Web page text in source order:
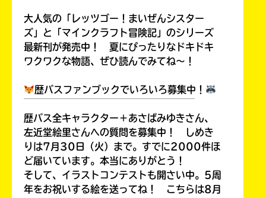
大人気の「レッツゴー！まいぜんシスター
ズ」と「マインクラフト冒険記」のシリーズ
最新刊が発売中！ 夏にぴったりなドキドキ
ワクワクな物語、ぜひ読んでみてね～！
歴バスファンブックでいろいろ募集中！
歴バス全キャラクター＋あさばみゆきさん、
左近堂絵里さんへの質問を募集中！ しめき
りは7月30日（火）まで。すでに2000件ほ
ど届いています。本当にありがとう！
そして、イラストコンテストも開さい中。5周
年をお祝いする絵を送ってね！ こちらは8月